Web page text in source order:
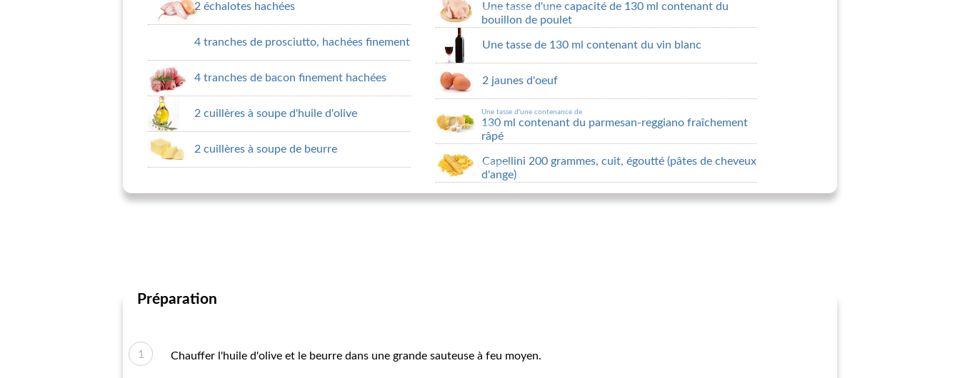
2 échalotes hachées
4 tranches de prosciutto, hachées finement
4 tranches de bacon finement hachées
2 cuillères à soupe d'huile d'olive
2 cuillères à soupe de beurre
Une tasse d'une capacité de 130 ml contenant du
bouillon de poulet
Une tasse de 130 ml contenant du vin blanc
2 jaunes d'oeuf
Une tasse d'une contenance de
130 ml contenant du parmesan-reggiano fraîchement
râpé
Capellini 200 grammes, cuit, égoutté (pâtes de cheveux
d'ange)
Préparation
Chauffer l'huile d'olive et le beurre dans une grande sauteuse à feu moyen.